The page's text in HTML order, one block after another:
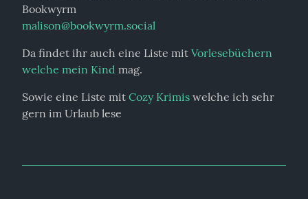
malison@bookwyrm.social
Da findet ihr auch eine Liste mit Vorlesebüchern
welche mein Kind mag.
Sowie eine Liste mit Cozy Krimis welche ich sehr
gern im Urlaub lese